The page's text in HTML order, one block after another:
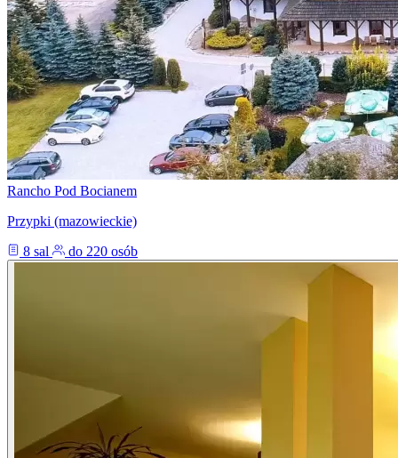
Rancho Pod Bocianem
Przypki (mazowieckie)
8 sal
do 220 osób